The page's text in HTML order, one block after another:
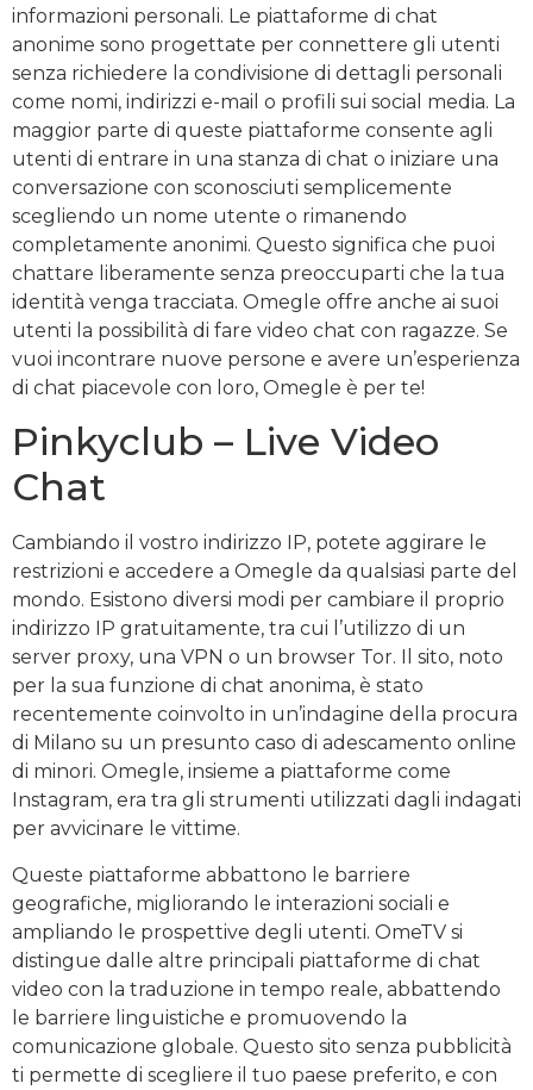
informazioni personali. Le piattaforme di chat
anonime sono progettate per connettere gli utenti
senza richiedere la condivisione di dettagli personali
come nomi, indirizzi e-mail o profili sui social media. La
maggior parte di queste piattaforme consente agli
utenti di entrare in una stanza di chat o iniziare una
conversazione con sconosciuti semplicemente
scegliendo un nome utente o rimanendo
completamente anonimi. Questo significa che puoi
chattare liberamente senza preoccuparti che la tua
identità venga tracciata. Omegle offre anche ai suoi
utenti la possibilità di fare video chat con ragazze. Se
vuoi incontrare nuove persone e avere un’esperienza
di chat piacevole con loro, Omegle è per te!
Pinkyclub – Live Video
Chat
Cambiando il vostro indirizzo IP, potete aggirare le
restrizioni e accedere a Omegle da qualsiasi parte del
mondo. Esistono diversi modi per cambiare il proprio
indirizzo IP gratuitamente, tra cui l’utilizzo di un
server proxy, una VPN o un browser Tor. Il sito, noto
per la sua funzione di chat anonima, è stato
recentemente coinvolto in un’indagine della procura
di Milano su un presunto caso di adescamento online
di minori. Omegle, insieme a piattaforme come
Instagram, era tra gli strumenti utilizzati dagli indagati
per avvicinare le vittime.
Queste piattaforme abbattono le barriere
geografiche, migliorando le interazioni sociali e
ampliando le prospettive degli utenti. OmeTV si
distingue dalle altre principali piattaforme di chat
video con la traduzione in tempo reale, abbattendo
le barriere linguistiche e promuovendo la
comunicazione globale. Questo sito senza pubblicità
ti permette di scegliere il tuo paese preferito, e con